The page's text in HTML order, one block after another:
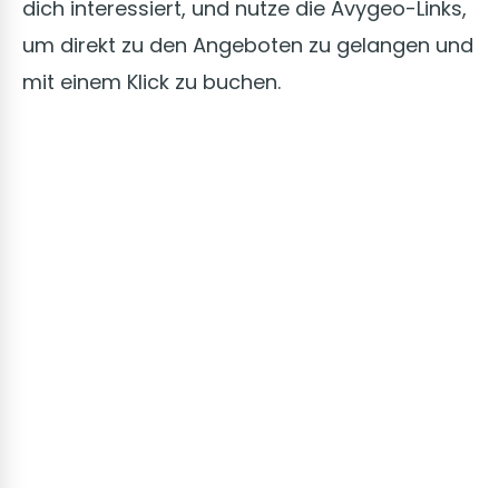
dich interessiert, und nutze die Avygeo-Links,
um direkt zu den Angeboten zu gelangen und
mit einem Klick zu buchen.